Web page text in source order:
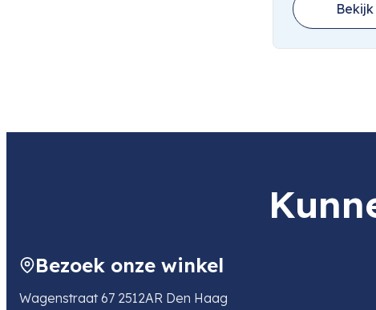
Bezoek onze winkel
Wagenstraat 67 2512AR Den Haag